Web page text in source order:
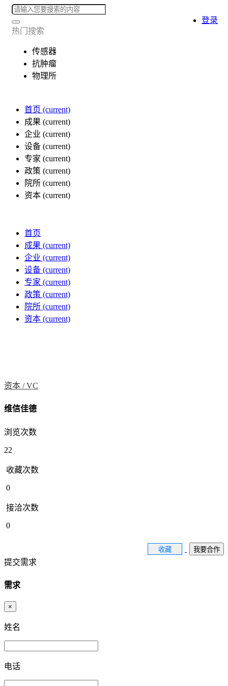
热门搜索
传感器
抗肿瘤
物理所
首页 (current)
成果 (current)
企业 (current)
设备 (current)
专家 (current)
政策 (current)
院所 (current)
资本 (current)
登录
首页
成果 (current)
企业 (current)
设备 (current)
专家 (current)
政策 (current)
院所 (current)
资本 (current)
资本 /VC
维信佳德
浏览次数
22
收藏次数
0
接洽次数
0
收藏 我要合作
提交需求
需求
×
姓名
电话